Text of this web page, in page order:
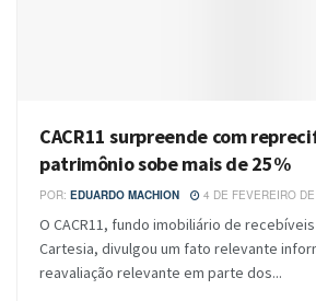
CACR11 surpreende com
patrimônio sobe mais de 25%
POR: EDUARDO MACHION 4 DE FEVEREIRO
O CACR11, fundo imobiliário de
Cartesia, divulgou um fato relevante
reavaliação relevante em parte dos...